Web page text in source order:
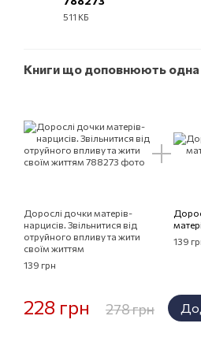
511 КБ
Книги що доповнюють одна
Дорослі дочки матерів-
нарцисів. Звільнитися від
отруйного впливу та жити
своїм життям
139 грн
139
228 грн 278 грн